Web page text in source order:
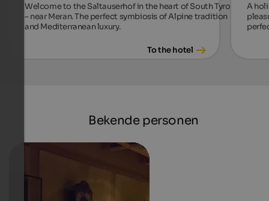
Welcome to the Saltauserhof in the heart of South Tyrol
– near Meran. The perfect symbiosis of Alpine tradition
and Mediterranean luxury.
To the hotel
A
Bekende personen